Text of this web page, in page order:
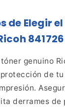
de Elegir
841726
genuino
de
derrames de